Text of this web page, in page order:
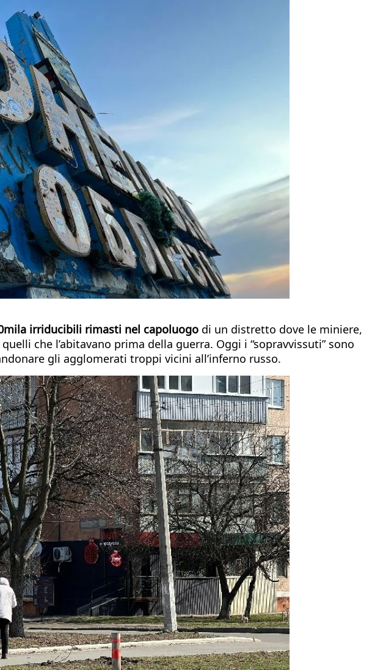
irriducibili rimasti nel capoluogo di un distretto dove le miniere,
che l’abitavano prima della guerra. Oggi i “sopravvissuti” sono
gli agglomerati troppi vicini all’inferno russo.